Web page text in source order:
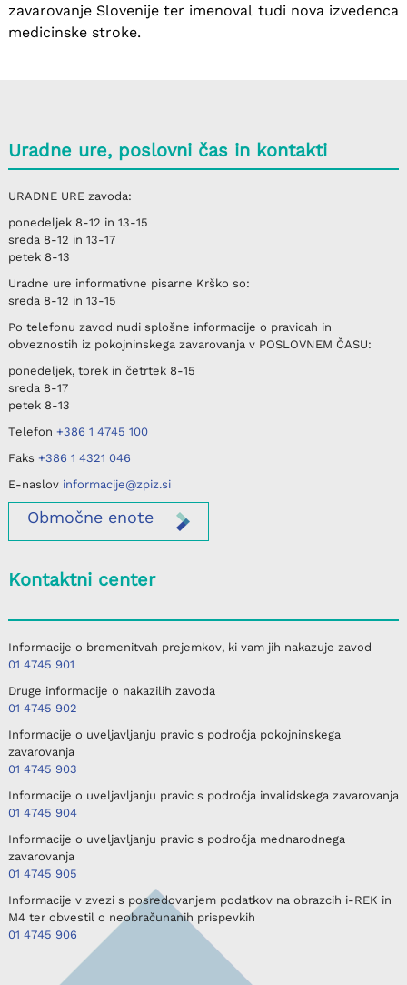
zavarovanje Slovenije ter imenoval tudi nova izvedenca
medicinske stroke.
Uradne ure, poslovni čas in kontakti
URADNE UREzavoda:
ponedeljek8-12 in 13-15
sreda 8-12 in 13-17
petek8-13
Uradne ure informativne pisarne Krško so:
sreda 8-12 in 13-15
Po telefonu zavod nudi splošne informacije o pravicah in
obveznostih iz pokojninskega zavarovanja v POSLOVNEM ČASU:
ponedeljek, torek in četrtek8-15
sreda 8-17
petek8-13
Telefon +386 1 4745 100
Faks +386 1 4321 046
E-naslov informacije@zpiz.si
Območneenote
Kontaktni center
Informacije o bremenitvah prejemkov, ki vam jih nakazuje zavod
01 4745 901
Druge informacije o nakazilih zavoda
01 4745 902
Informacije o uveljavljanju pravic s področja pokojninskega
zavarovanja
01 4745 903
Informacije o uveljavljanju pravic s področja invalidskega zavarovanja
01 4745 904
Informacije o uveljavljanju pravic s področja mednarodnega
zavarovanja
01 4745 905
Informacije v zvezi s posredovanjem podatkov na obrazcih i-REK in
M4 ter obvestil o neobračunanih prispevkih
01 4745 906